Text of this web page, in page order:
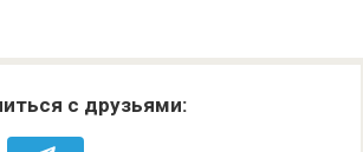
с друзьями: